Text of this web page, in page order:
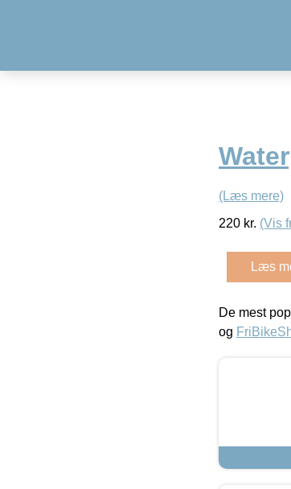
(Læs mere)
220 kr. (Vis
Læs
De mest
og